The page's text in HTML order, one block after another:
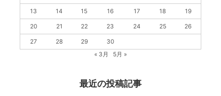
13 14 15 16 17 18 19
20 21 22 23 24 25 26
27 28 29
30
« 3月
5月 »
最近の投稿記事